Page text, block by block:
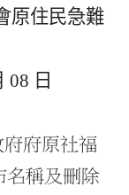
原住民急難
08 日
府原社福
名稱及刪除